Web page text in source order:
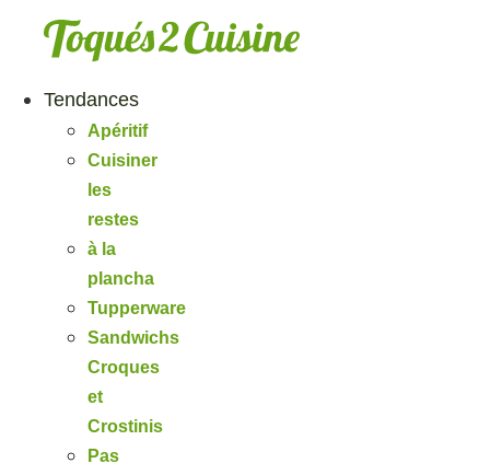
Tendances
Apéritif
Cuisiner
les
restes
à la
plancha
Tupperware
Sandwichs
Croques
et
Crostinis
Pas